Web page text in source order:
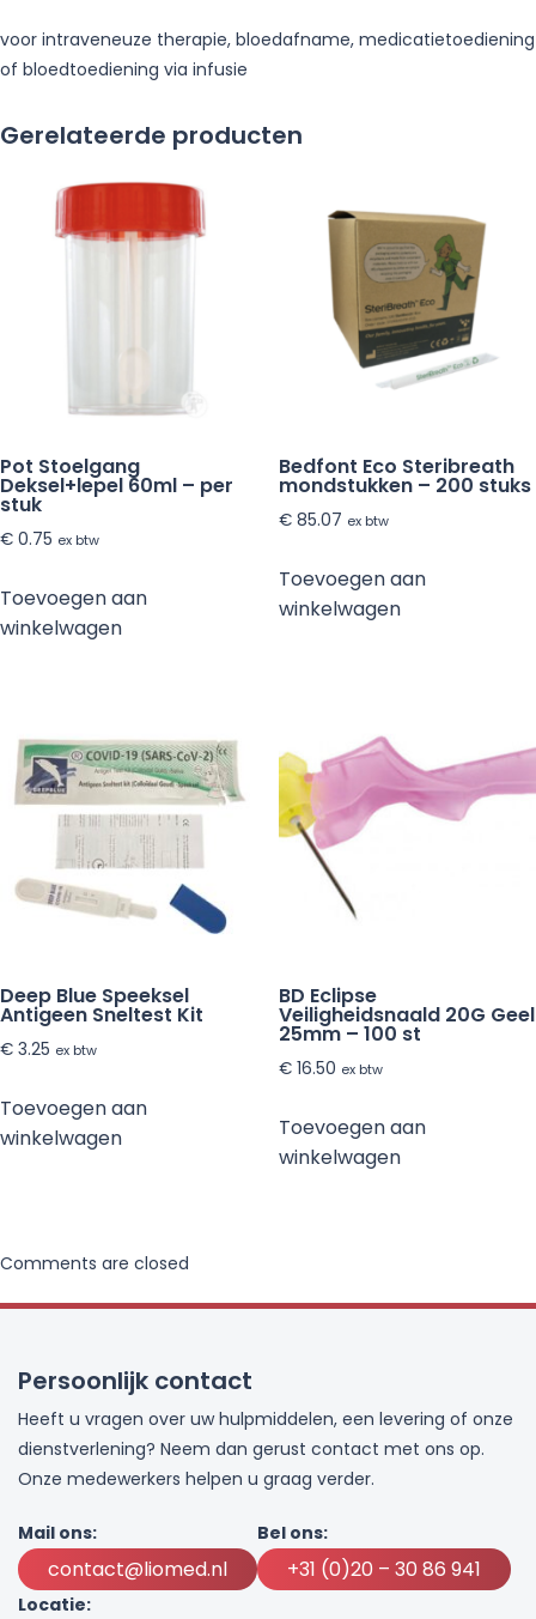
voor intraveneuze therapie, bloedafname, medicatietoediening
of bloedtoediening via infusie
Gerelateerde producten
Pot Stoelgang
Deksel+lepel 60ml – per
stuk
€ 0.75 ex btw
Toevoegen aan
winkelwagen
Bedfont Eco Steribreath
mondstukken – 200 stuks
€85.07 ex btw
Toevoegen aan
winkelwagen
Deep Blue Speeksel
Antigeen Sneltest Kit
€ 3.25 ex btw
Toevoegen aan
winkelwagen
BD Eclipse
Veiligheidsnaald 20G Geel
25mm – 100 st
€16.50 ex btw
Toevoegen aan
winkelwagen
Comments are closed
Persoonlijk contact
Heeft u vragen over uw hulpmiddelen, een levering of onze
dienstverlening? Neem dan gerust contact met ons op.
Onze medewerkers helpen u graag verder.
Mail ons:
contact@liomed.nl
Bel ons:
+31 (0)20 – 30 86 941
Locatie: